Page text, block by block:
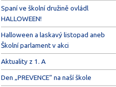
Spaní ve školní družině ovládl
HALLOWEEN!
Halloween a laskavý listopad aneb
Školní parlament v akci
Aktuality z 1. A
Den „PREVENCE“ na naší škole